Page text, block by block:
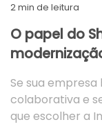
2min de leitura
O papel do
Se sua
colaborativa e
que escolher a